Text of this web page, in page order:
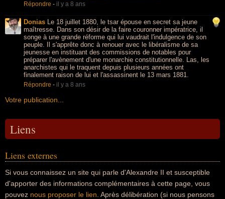
Répondre - il y a 8 ans
Donias Le 18 juillet 1880, le tsar épouse en secret sa jeune
maîtresse. Dans son désir de la faire couronner impératrice, il
songe à une grande réforme qui lui vaudrait l'indulgence de son
peuple. Il s'apprête donc à renouer avec le libéralisme de sa
jeunesse en instituant des commissions de notables pour
préparer l'avènement d'une monarchie constitutionnelle. Las, les
anarchistes qui le traquent depuis plusieurs années ont
finalement raison de lui et l'assassinent le 13 mars 1881.
Répondre - il y a 8 ans
Votre publication...
Liens
Liens externes
Si vous connaissez un site qui parle d'Alexandre II et susceptible
d'apporter des informations complémentaires à cette page, vous
pouvez nous proposer le lien . Après délibération (si nous pensons